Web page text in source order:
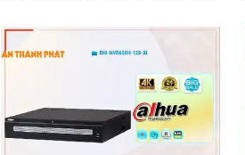
lý và giám sát an ninh tối đa